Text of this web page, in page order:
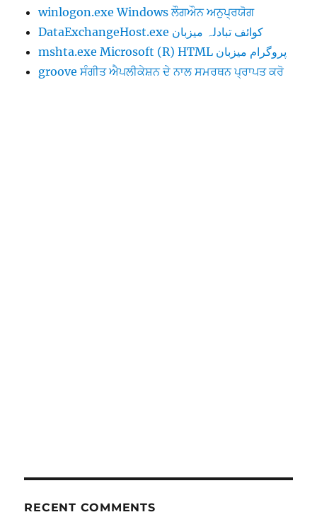
winlogon.exe Windows ਲੌਗਔਨ ਅਨੁਪ੍ਰਯੋਗ
DataExchangeHost.exe ‎‎کوائف تبادلہ میزبان
mshta.exe ‎‎Microsoft (R) HTML پروگرام میزبان
groove ਸੰਗੀਤ ਐਪਲੀਕੇਸ਼ਨ ਦੇ ਨਾਲ ਸਮਰਥਨ ਪ੍ਰਾਪਤ ਕਰੋ
RECENT COMMENTS